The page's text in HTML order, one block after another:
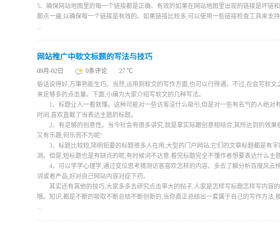
5、确保网站地图里的每一个链接都是正确、有效的如果在网站地图里出现的链接是坏
都点一遍,以确保每一个链接是有效的。如果链接比较多,可以使用一些链接检查工具来支持
...
网站推广中软文标题的写法与技巧
09月-02日 0条评论
27 ℃
俗话说得好,万事熟能生巧。当然,运用到软文的写作方面,也可以行得通。不过,在会写软
来足够多的点击量。下面,小编为大家介绍写软文的几种写法。
1、标题让人一看就懂。这种可能对一些访客没什么吸引,但是对一些有名气的人绝对
时间,喜欢直截了当表达主题的标题。
2、有足够的创意性。当今社会有很多讲究,就是拿实际跟创意相结合,其所达到的效果
又有乐趣,何乐而不为呢!
3、标题比较短,简明扼要的标题很多人在用,大型的门户网站,它们的文章标题都是有
测。但是,短标题也是有缺点的呢,有时候词不达意,看完标题完全不懂作者想要表达什么主
4、可以学学心理学,通过变位思考猜测访客喜欢怎样的内容。多去了解分析百度风云
词或者产品,好对自己网站内容对症下药。
其实还有其他的技巧,大家多多去研究点击率大的帖子,人家是怎样写标题怎样写内容
哦。知识,都是不断的吸取不断总结不断创新的,当你真正总结出一套属于自己的写作方法,
...